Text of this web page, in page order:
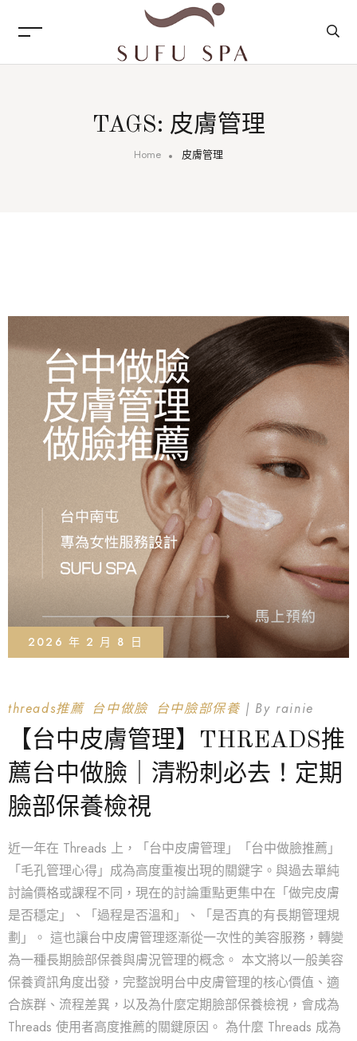
TAGS: 皮膚管理
Home 皮膚管理
2026 年 2 月 8 日
threads推薦 台中做臉 台中臉部保養 By rainie
【台中皮膚管理】THREADS推
薦台中做臉｜清粉刺必去！定期
臉部保養檢視
近一年在 Threads 上，「台中皮膚管理」「台中做臉推薦」
「毛孔管理心得」成為高度重複出現的關鍵字。與過去單純
討論價格或課程不同，現在的討論重點更集中在「做完皮膚
是否穩定」、「過程是否溫和」、「是否真的有長期管理規
劃」。 這也讓台中皮膚管理逐漸從一次性的美容服務，轉變
為一種長期臉部保養與膚況管理的概念。 本文將以一般美容
保養資訊角度出發，完整說明台中皮膚管理的核心價值、適
合族群、流程差異，以及為什麼定期臉部保養檢視，會成為
Threads 使用者高度推薦的關鍵原因。 為什麼 Threads 成為